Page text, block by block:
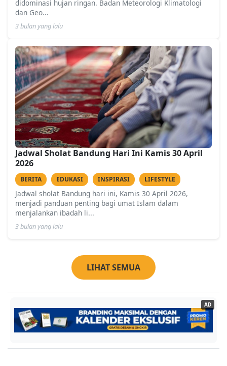
didominasi hujan ringan. Badan Meteorologi Klimatologi
dan Geo...
3 bulan yang lalu
Jadwal Sholat Bandung Hari Ini Kamis 30 April
2026
BERITA EDUKASI INSPIRASI LIFESTYLE
Jadwal sholat Bandung hari ini, Kamis 30 April 2026,
menjadi panduan penting bagi umat Islam dalam
menjalankan ibadah li...
3 bulan yang lalu
LIHAT SEMUA
AD